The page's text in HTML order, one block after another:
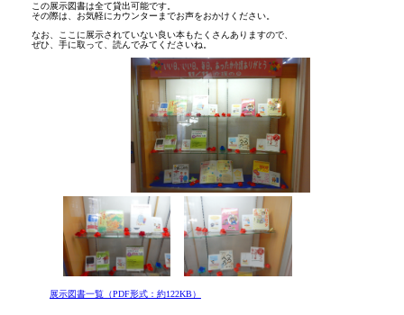
この展示図書は全て貸出可能です。
その際は、お気軽にカウンターまでお声をおかけください。
なお、ここに展示されていない良い本もたくさんありますので、
ぜひ、手に取って、読んでみてくださいね。
展示図書一覧（PDF形式：約122KB）